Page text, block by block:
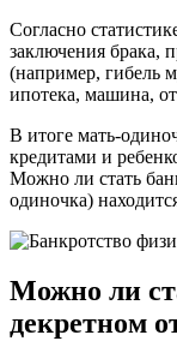
Согласно
заключения брака,
(например, гибель
ипотека, машина,
В итоге мать-
кредитами и
Можно ли стать
одиночка)
Можно ли
декретном